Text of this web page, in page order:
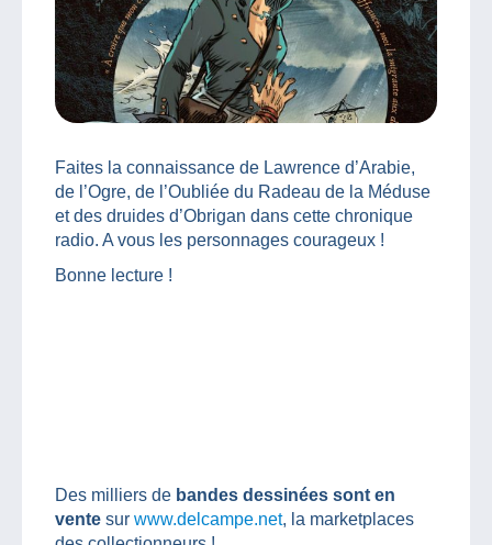
Faites la connaissance de Lawrence d’Arabie,
de l’Ogre, de l’Oubliée du Radeau de la Méduse
et des druides d’Obrigan dans cette chronique
radio. A vous les personnages courageux !
Bonne lecture !
Des milliers de bandes dessinées sont en
vente sur www.delcampe.net, la marketplaces